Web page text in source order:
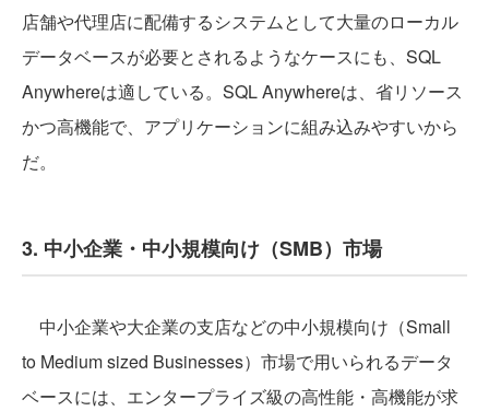
店舗や代理店に配備するシステムとして大量のローカル
データベースが必要とされるようなケースにも、SQL
Anywhereは適している。SQL Anywhereは、省リソース
かつ高機能で、アプリケーションに組み込みやすいから
だ。
3. 中小企業・中小規模向け（SMB）市場
中小企業や大企業の支店などの中小規模向け（Small
to Medium sized Businesses）市場で用いられるデータ
ベースには、エンタープライズ級の高性能・高機能が求